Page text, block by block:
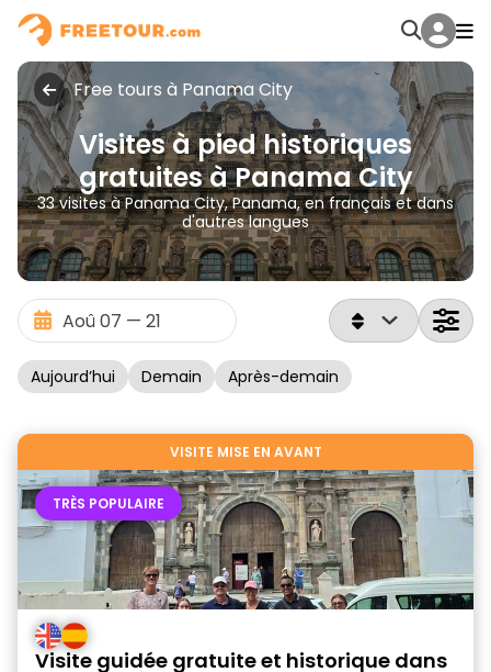
Free tours à Panama City
Visites à pied historiques
gratuites à Panama City
33 visites à Panama City, Panama, en français et dans
d'autres langues
Aujourd’hui Demain Après-demain
VISITE MISE EN AVANT
TRÈS POPULAIRE
Visite guidée gratuite et historique dans